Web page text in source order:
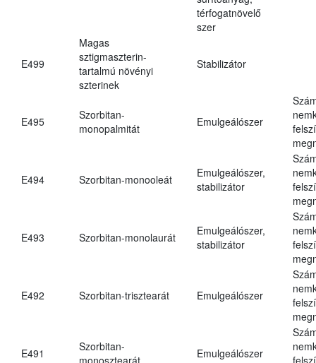
térfogatnövelő
szer
E499
Magas
sztigmaszterin-
tartalmú növényi
szterinek
Stabilizátor
E495
Szorbitan-
monopalmitát
Emulgeálószer
E494 Szorbitan-monooleát
Emulgeálószer,
stabilizátor
E493 Szorbitan-monolaurát
Emulgeálószer,
stabilizátor
E492 Szorbitan-trisztearát Emulgeálószer
E491
Szorbitan-
monosztearát
Emulgeálószer